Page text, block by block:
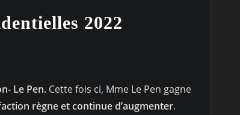
2022
Le Pen. Cette fois ci, Mme Le Pen gagne
règne et continue d’augmenter.